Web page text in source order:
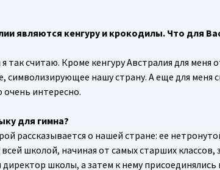
являются кенгуру и крокодилы. Что для
так считаю. Кроме кенгуру Австралия для
символизирующее нашу страну. А еще для меня
очень интересно.
для гимна?
рассказывается о нашей стране: ее
школой, начиная от самых старших
школы, а затем к нему присоединялись